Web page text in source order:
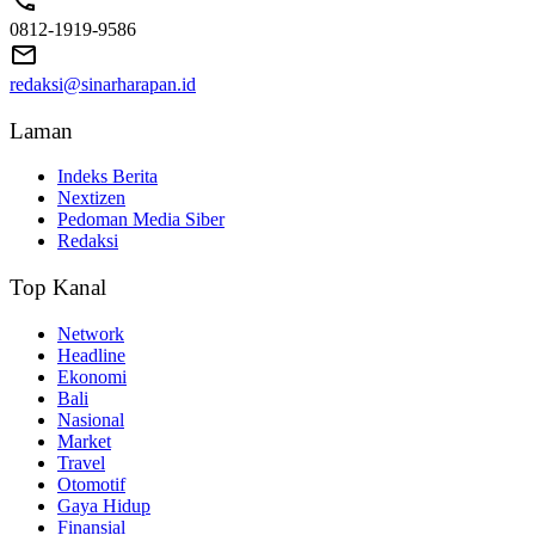
0812-1919-9586
redaksi@sinarharapan.id
Laman
Indeks Berita
Nextizen
Pedoman Media Siber
Redaksi
Top Kanal
Network
Headline
Ekonomi
Bali
Nasional
Market
Travel
Otomotif
Gaya Hidup
Finansial